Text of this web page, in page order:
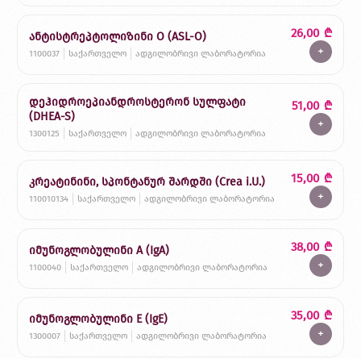
ანტისტრეპტოლიზინი O (ASL-O)
1100037 საქართველო ადგილობრივი ლაბორატორია
26,00 ₾
+
დეჰიდროეპიანდროსტერონ სულფატი
(DHEA-S)
1300125 საქართველო ადგილობრივი ლაბორატორია
51,00 ₾
+
კრეატინინი, სპონტანურ შარდში (Crea i.U.)
110010134 საქართველო ადგილობრივი ლაბორატორია
15,00 ₾
+
იმუნოგლობულინი A (IgA)
1100040 საქართველო ადგილობრივი ლაბორატორია
38,00 ₾
+
იმუნოგლობულინი E (IgE)
1300007 საქართველო ადგილობრივი ლაბორატორია
35,00 ₾
+